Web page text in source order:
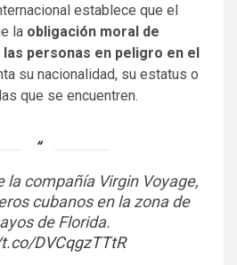
establece que el
la obligación moral de
personas en peligro en el
su nacionalidad, su estatus o
que se encuentren.
la compañía Virgin Voyage,
cubanos en la zona de
de Florida.
DVCqgzTTtR